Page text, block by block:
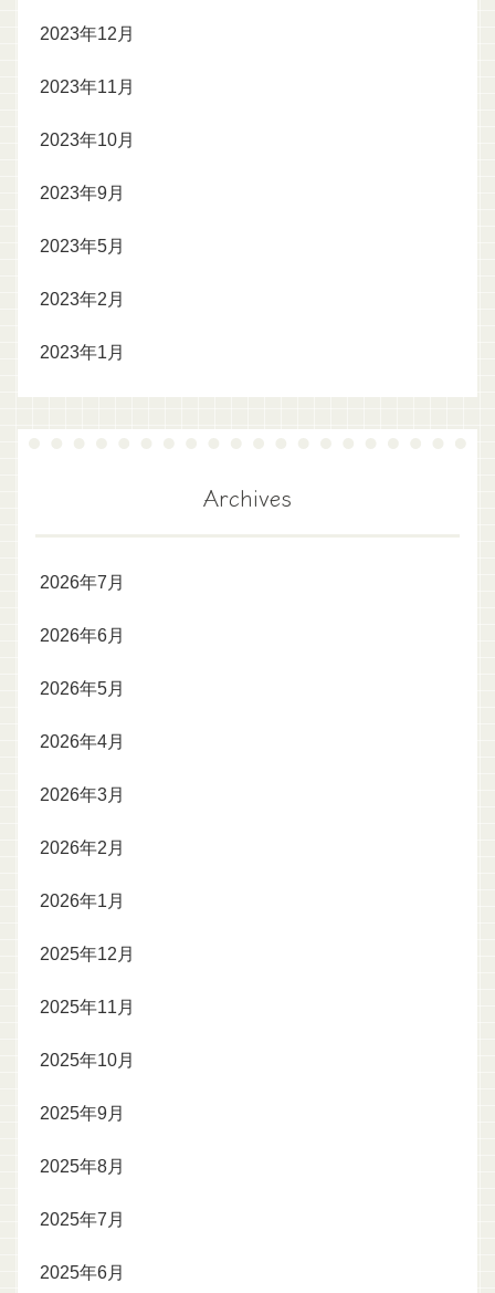
2023年12月
2023年11月
2023年10月
2023年9月
2023年5月
2023年2月
2023年1月
Archives
2026年7月
2026年6月
2026年5月
2026年4月
2026年3月
2026年2月
2026年1月
2025年12月
2025年11月
2025年10月
2025年9月
2025年8月
2025年7月
2025年6月